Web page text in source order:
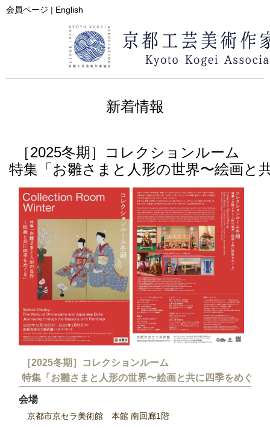
会員ページ | English
新着情報
［2025冬期］コレクションルーム
特集「お雛さまと⼈形の世界〜絵画と
［2025冬期］コレクションルーム
特集「お雛さまと⼈形の世界〜絵画と共に四季をめぐる
会場
京都市京セラ美術館 本館 南回廊1階